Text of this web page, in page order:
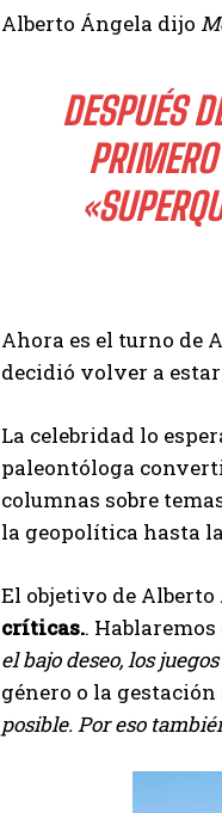
Alberto Ángela dijo
DESPUÉS
Ahora es el turno de
decidió volver a
La celebridad lo
paleontóloga
columnas sobre
la geopolítica hasta
El objetivo de Alberto
críticas..
el bajo deseo, los
género o la
posible. Por eso